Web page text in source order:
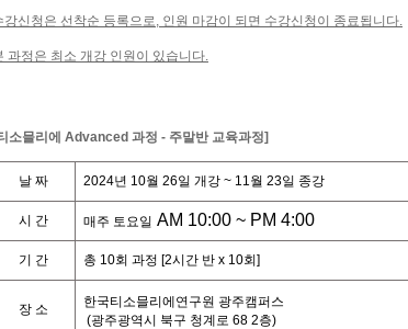
강신청은 선착순 등록으로, 인원 마감이 되면 수강신청이 종료됩니다.
과정은 최소 개강 인원이 있습니다.
소믈리에 Advanced 과정 - 주말반 교육과정]
날 짜 2024년 10월 26일 개강~ 11월 23일 종강
시 간 매주 토요일 AM 10:00 ~ PM 4:00
기 간 총 10회 과정 [2시간 반x 10회 ]
장 소 한국티소믈리에연구원 광주캠퍼스
(광주광역시 북구 청계로 68 2층)